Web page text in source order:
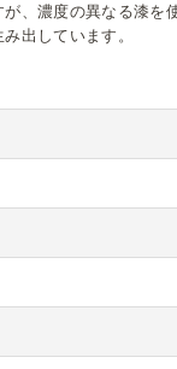
、濃度の異なる漆を
出しています。